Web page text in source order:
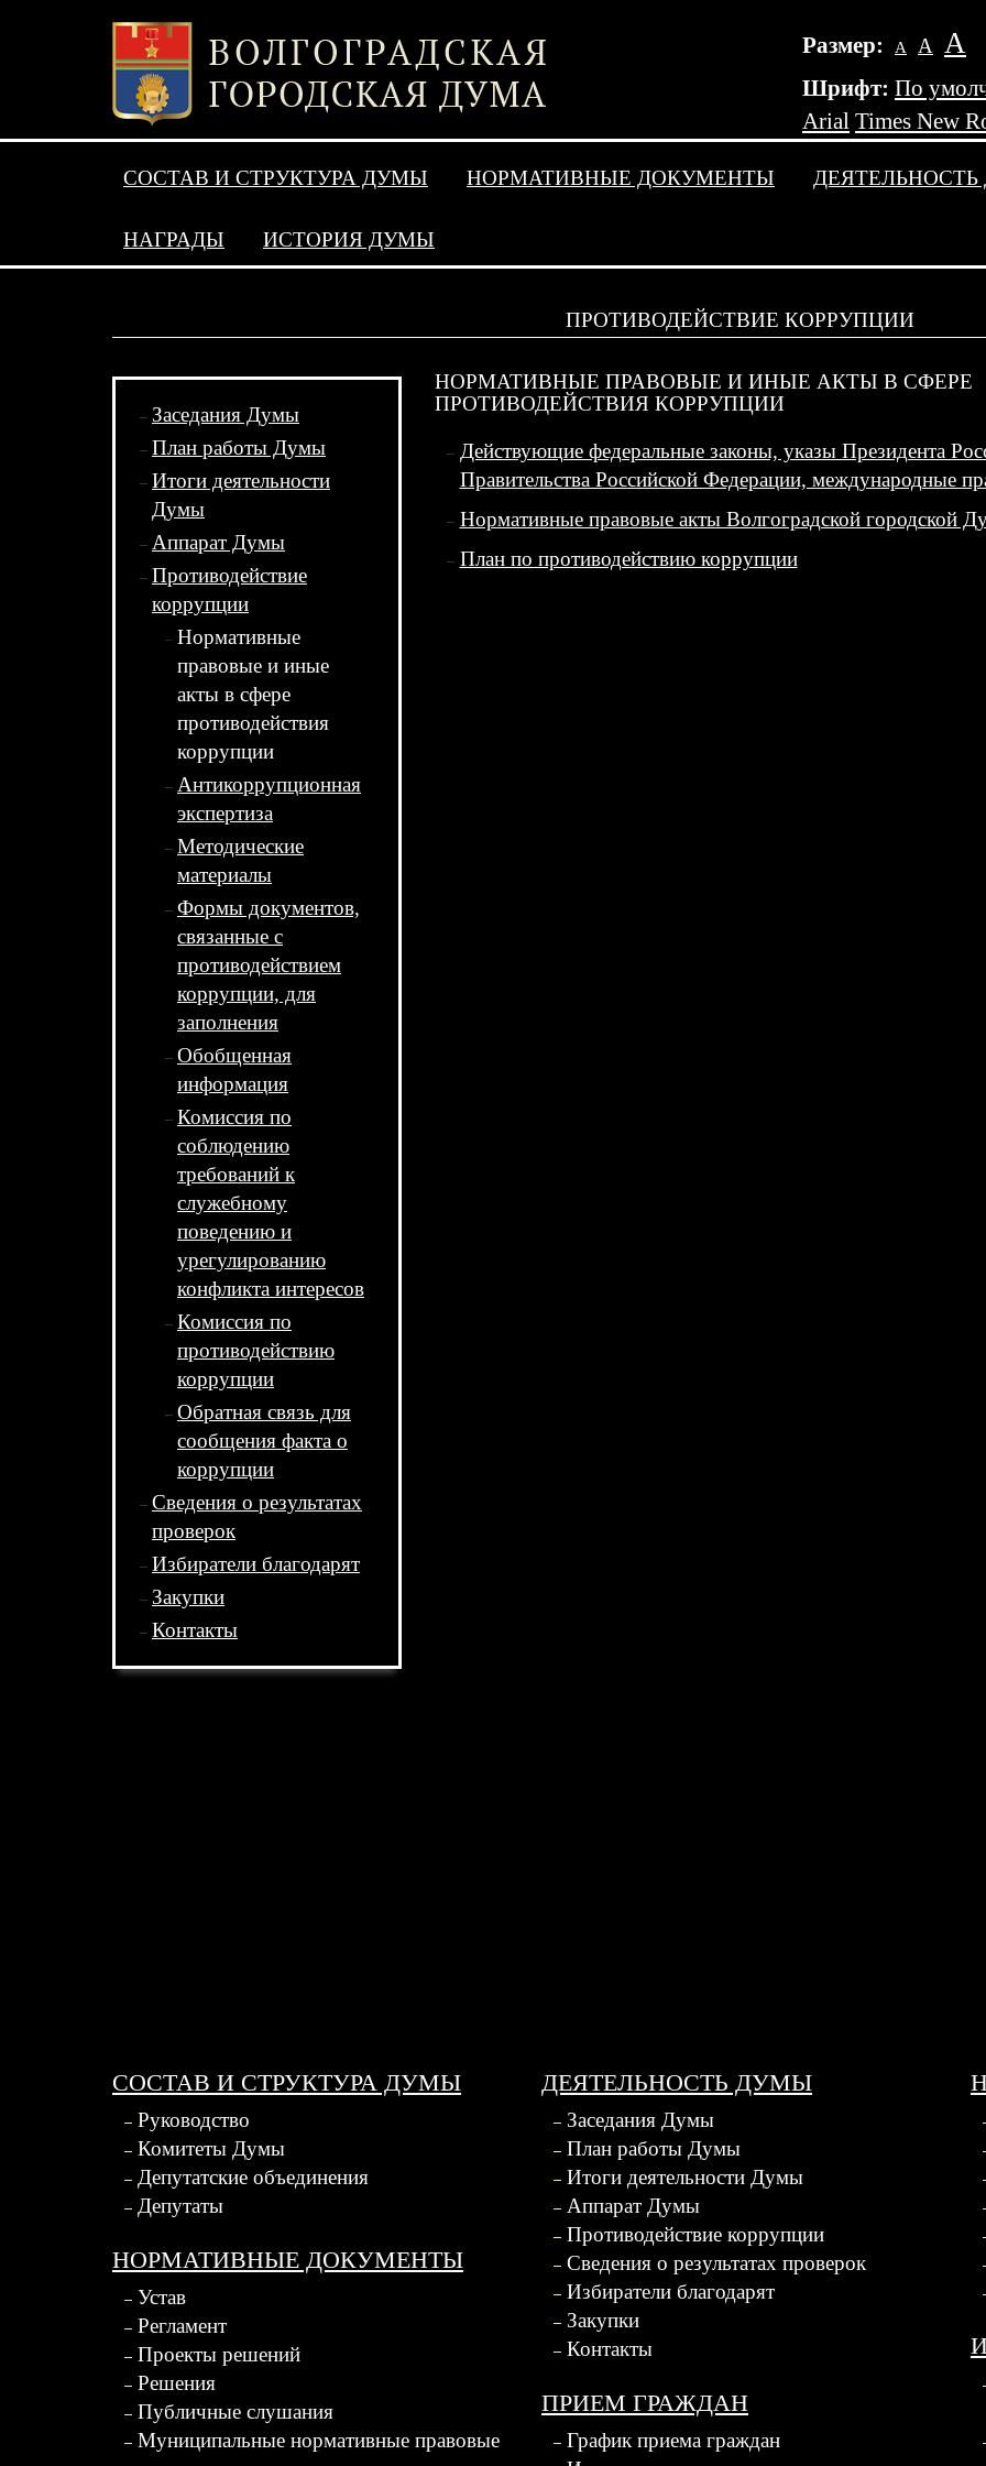
Размер: А А А
Шрифт: По
Arial Times New
СОСТАВ И СТРУКТУРА ДУМЫ НОРМАТИВНЫЕ ДОКУМЕНТЫ
НАГРАДЫ ИСТОРИЯ ДУМЫ
ПРОТИВОДЕЙСТВИЕ КОРРУПЦИИ
Заседания Думы
План работы Думы
Итоги деятельности
Думы
Аппарат Думы
Противодействие
коррупции
Нормативные
правовые и иные
акты в сфере
противодействия
коррупции
Антикоррупционная
экспертиза
Методические
материалы
Формы документов,
связанные с
противодействием
коррупции, для
заполнения
Обобщенная
информация
Комиссия по
соблюдению
требований к
служебному
поведению и
урегулированию
конфликта интересов
Комиссия по
противодействию
коррупции
Обратная связь для
сообщения факта о
коррупции
Сведения о результатах
проверок
Избиратели благодарят
Закупки
Контакты
НОРМАТИВНЫЕ ПРАВОВЫЕ И ИНЫЕ АКТЫ В СФЕРЕ
ПРОТИВОДЕЙСТВИЯ КОРРУПЦИИ
Действующие федеральные законы, указы Президента
Правительства Российской Федерации, международные
Нормативные правовые акты Волгоградской городской
План по противодействию коррупции
СОСТАВ И СТРУКТУРА ДУМЫ
Руководство
Комитеты Думы
Депутатские объединения
Депутаты
НОРМАТИВНЫЕ ДОКУМЕНТЫ
Устав
Регламент
Проекты решений
Решения
Публичные слушания
Муниципальные нормативные правовые
ДЕЯТЕЛЬНОСТЬ ДУМЫ
Заседания Думы
План работы Думы
Итоги деятельности Думы
Аппарат Думы
Противодействие коррупции
Сведения о результатах проверок
Избиратели благодарят
Закупки
Контакты
ПРИЕМ ГРАЖДАН
График приема граждан